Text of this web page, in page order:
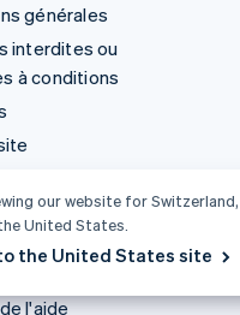
générales
interdites ou
à conditions
d'assistance
l'aide
our website for
United States.
the United States site